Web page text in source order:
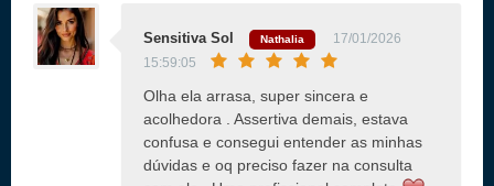
Sensitiva Sol Nathalia
17/01/2026
15:59:05
Olha ela arrasa, super sincera e
acolhedora . Assertiva demais, estava
confusa e consegui entender as minhas
dúvidas e oq preciso fazer na consulta